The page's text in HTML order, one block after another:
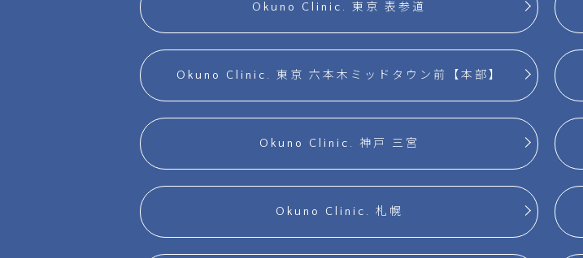
Okuno Clinic. 東京 表参道
Okuno Clinic. 東京 六本木ミッドタウン前【本部】
Okuno Clinic. 神戸 三宮
Okuno Clinic. 札幌